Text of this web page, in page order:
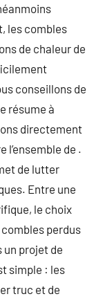
les combles
de chaleur de
conseillons de
résume à
directement
l’ensemble de .
de lutter
Entre une
le choix
combles perdus
un projet de
simple : les
truc et de